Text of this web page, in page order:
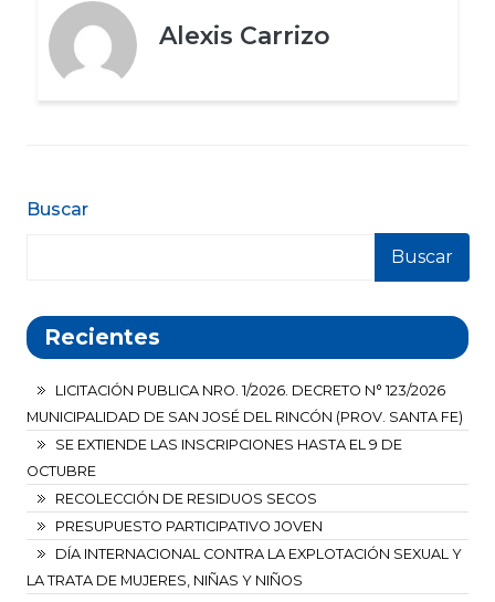
Buscar
Buscar
Recientes
LICITACIÓN PUBLICA NRO. 1/2026. DECRETO N° 123/2026
MUNICIPALIDAD DE SAN JOSÉ DEL RINCÓN (PROV. SANTA FE)
SE EXTIENDE LAS INSCRIPCIONES HASTA EL 9 DE
OCTUBRE
RECOLECCIÓN DE RESIDUOS SECOS
PRESUPUESTO PARTICIPATIVO JOVEN
DÍA INTERNACIONAL CONTRA LA EXPLOTACIÓN SEXUAL Y
LA TRATA DE MUJERES, NIÑAS Y NIÑOS
Alexis Carrizo